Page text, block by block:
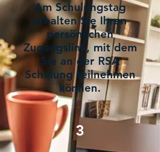
Am Schulungstag
erhalten Sie Ihren
persönlichen
Zugangslink, mit dem
Sie an der RSA
Schulung teilnehmen
können.
3